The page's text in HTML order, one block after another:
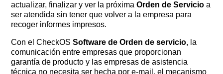
actualizar, finalizar y ver la próximaOrden de Servicio a
ser atendida sin tener que volver a la empresa para
recoger informes impresos.
Con el CheckOSSoftware de Orden de servicio, la
comunicación entre empresas que proporcionan
garantía de producto y las empresas de asistencia
técnica no necesita ser hecha por e-mail, el mecanismo